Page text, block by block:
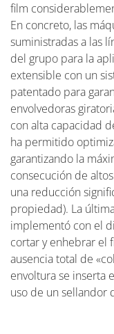
film
En concreto, las
suministradas a las
del grupo para la
extensible con un
patentado para
envolvedoras
con alta capacidad
ha permitido
garantizando la
consecución de
una reducción
propiedad). La
implementó con el
cortar y enhebrar el
ausencia total de
envoltura se inserta
uso de un sellandor